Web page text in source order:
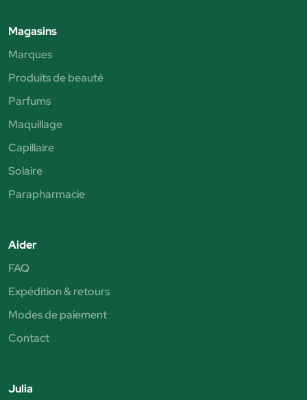
Magasins
Marques
Produits de beauté
Parfums
Maquillage
Capillaire
Solaire
Parapharmacie
Aider
FAQ
Expédition & retours
Modes de paiement
Contact
Julia